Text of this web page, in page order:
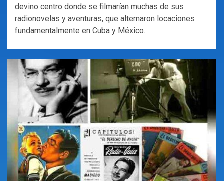
devino centro donde se filmarían muchas de sus
radionovelas y aventuras, que alternaron locaciones
fundamentalmente en Cuba y México.